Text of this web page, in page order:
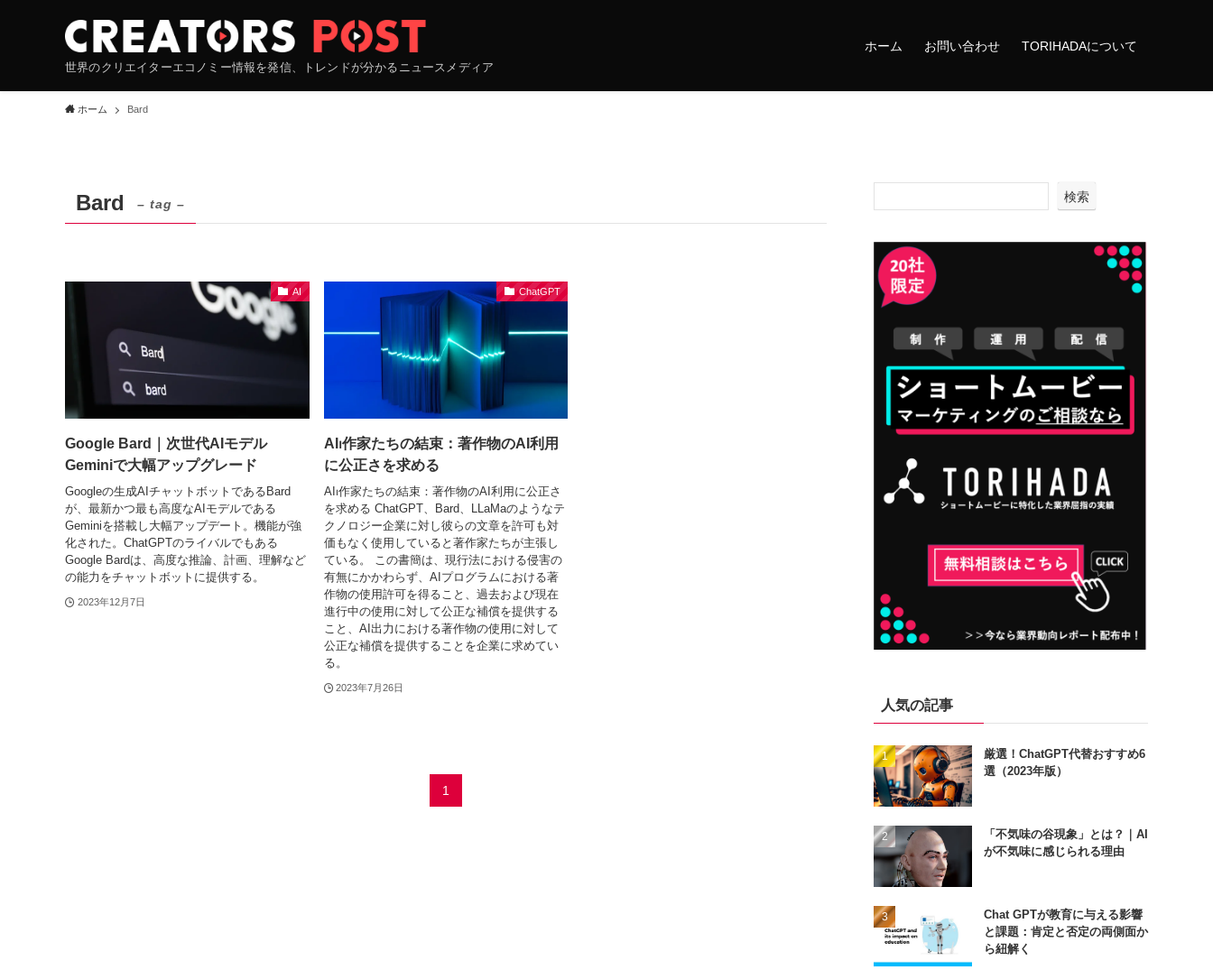
世界のクリエイターエコノミー情報を発信、トレンドが分かるニュースメディア
ホーム お問い合わせ TORIHADAについて
ホーム Bard
Bard – tag –
AI
Google Bard｜次世代AIモデル
Geminiで大幅アップグレード
Googleの生成AIチャットボットであるBard
が、最新かつ最も高度なAIモデルである
Geminiを搭載し大幅アップデート。機能が強
化された。ChatGPTのライバルでもある
Google Bardは、高度な推論、計画、理解など
の能力をチャットボットに提供する。
2023年12月7日
ChatGPT
AI⏐作家たちの結束：著作物のAI利用
に公正さを求める
AI⏐作家たちの結束：著作物のAI利用に公正さ
を求める ChatGPT、Bard、LLaMaのようなテ
クノロジー企業に対し彼らの文章を許可も対
価もなく使用していると著作家たちが主張し
ている。 この書簡は、現行法における侵害の
有無にかかわらず、AIプログラムにおける著
作物の使用許可を得ること、過去および現在
進行中の使用に対して公正な補償を提供する
こと、AI出力における著作物の使用に対して
公正な補償を提供することを企業に求めてい
る。
2023年7月26日
1
検索
人気の記事
厳選！ChatGPT代替おすすめ6
選（2023年版）
「不気味の谷現象」とは？｜AI
が不気味に感じられる理由
Chat GPTが教育に与える影響
と課題：肯定と否定の両側面か
ら紐解く